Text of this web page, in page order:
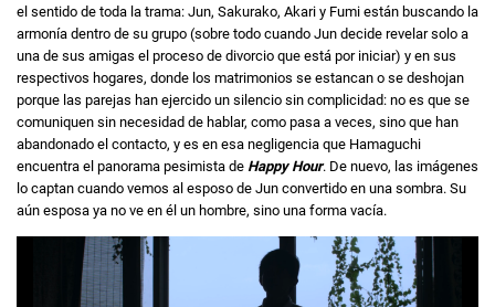
el sentido de toda la trama: Jun, Sakurako, Akari y Fumi están buscando la
armonía dentro de su grupo (sobre todo cuando Jun decide revelar solo a
una de sus amigas el proceso de divorcio que está por iniciar) y en sus
respectivos hogares, donde los matrimonios se estancan o se deshojan
porque las parejas han ejercido un silencio sin complicidad: no es que se
comuniquen sin necesidad de hablar, como pasa a veces, sino que han
abandonado el contacto, y es en esa negligencia que Hamaguchi
encuentra el panorama pesimista de Happy Hour. De nuevo, las imágenes
lo captan cuando vemos al esposo de Jun convertido en una sombra. Su
aún esposa ya no ve en él un hombre, sino una forma vacía.